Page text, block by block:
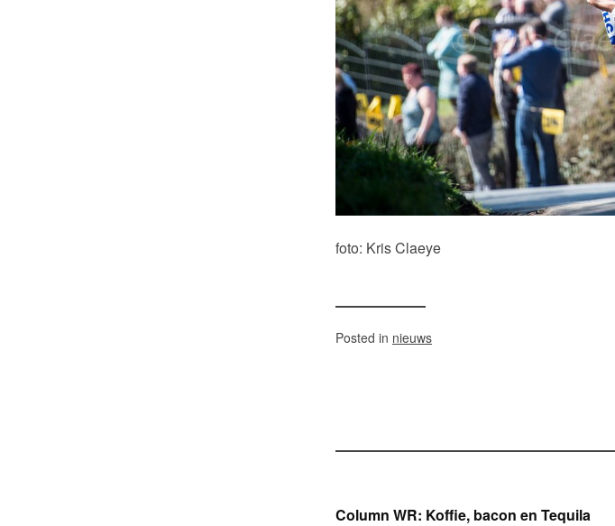
foto: Kris Claeye
Posted in nieuws
Bericht
Column WR: Koffie, bacon en Tequila